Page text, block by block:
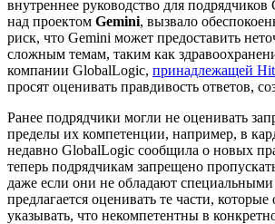
внутреннее руководство для
над проектом Gemini, вызвало
риск, что Gemini может предоставить
сложным темам, таким как
компании GlobalLogic, принадлежащей
просят оценивать правдивость ответов,
Ранее подрядчики могли не оценивать
пределы их компетенции, например, в
недавно GlobalLogic сообщила о новых
теперь подрядчикам запрещено
даже если они не обладают
предлагается оценивать те части,
указывать, что некомпетентны в